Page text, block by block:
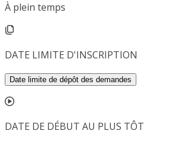
À plein temps
DATE LIMITE D'INSCRIPTION
Date limite de dépôt des demandes
DATE DE DÉBUT AU PLUS TÔT